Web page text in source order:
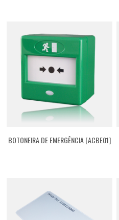
BOTONEIRA DE EMERGÊNCIA [ACBE01]